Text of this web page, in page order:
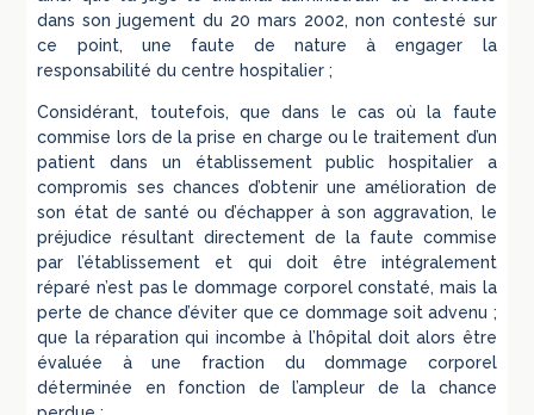
dans son jugement du 20 mars 2002, non contesté sur
ce point, une faute de nature à engager la
responsabilité du centre hospitalier ;
Considérant, toutefois, que dans le cas où la faute
commise lors de la prise en charge ou le traitement d’un
patient dans un établissement public hospitalier a
compromis ses chances d’obtenir une amélioration de
son état de santé ou d’échapper à son aggravation, le
préjudice résultant directement de la faute commise
par l’établissement et qui doit être intégralement
réparé n’est pas le dommage corporel constaté, mais la
perte de chance d’éviter que ce dommage soit advenu ;
que la réparation qui incombe à l’hôpital doit alors être
évaluée à une fraction du dommage corporel
déterminée en fonction de l’ampleur de la chance